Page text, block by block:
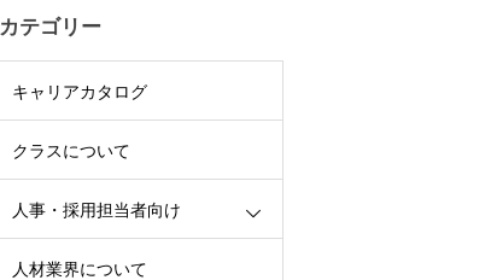
カテゴリー
キャリアカタログ
クラスについて
人事・採用担当者向け
人材業界について